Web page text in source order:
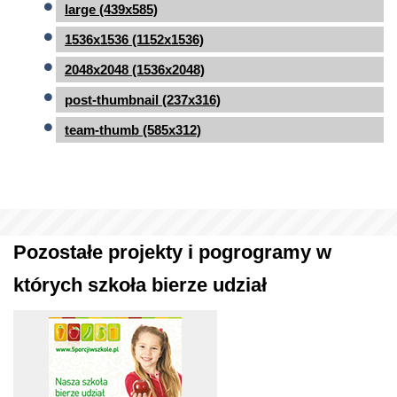
large (439x585)
1536x1536 (1152x1536)
2048x2048 (1536x2048)
post-thumbnail (237x316)
team-thumb (585x312)
Pozostałe projekty i pogrogramy w
których szkoła bierze udział